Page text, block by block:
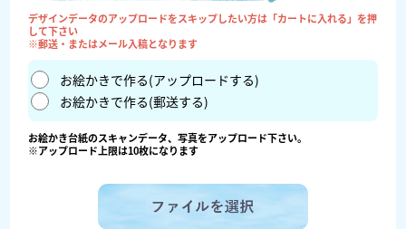
デザインデータのアップロードをスキップしたい方は「カートに入れる」を押
して下さい
※郵送・またはメール入稿となります
お絵かきで作る(アップロードする)
お絵かきで作る(郵送する)
お絵かき台紙のスキャンデータ、写真をアップロード下さい。
※アップロード上限は10枚になります